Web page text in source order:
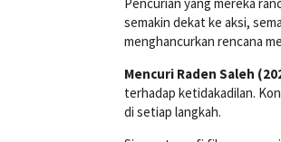
semakin dekat ke aksi,
menghancurkan rencana
Mencuri Raden Saleh
terhadap ketidakadilan.
di setiap langkah.